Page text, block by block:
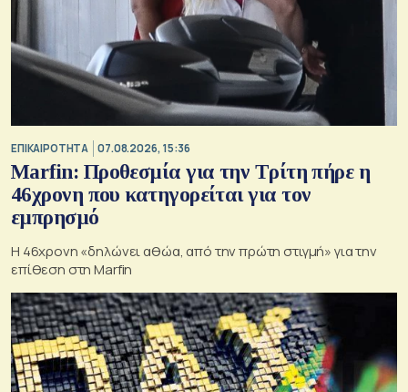
ΕΠΙΚΑΙΡΟΤΗΤΑ 07.08.2026, 15:36
Marfin: Προθεσμία για την Τρίτη πήρε η
46χρονη που κατηγορείται για τον
εμπρησμό
H 46χρονη «δηλώνει αθώα, από την πρώτη στιγμή» για την
επίθεση στη Marfin